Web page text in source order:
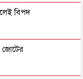
মরদেহ উদ্ধার
বিপদ
জোটের